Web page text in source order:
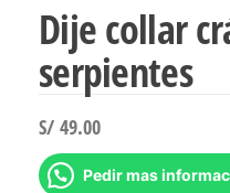
Dije collar
serpientes
S/ 49.00
Pedir mas